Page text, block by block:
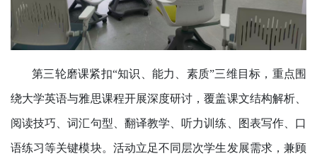
第三轮磨课紧扣“知识、能力、素质”三维目标，重点围
绕大学英语与雅思课程开展深度研讨，覆盖课文结构解析、
阅读技巧、词汇句型、翻译教学、听力训练、图表写作、口
语练习等关键模块。活动立足不同层次学生发展需求，兼顾